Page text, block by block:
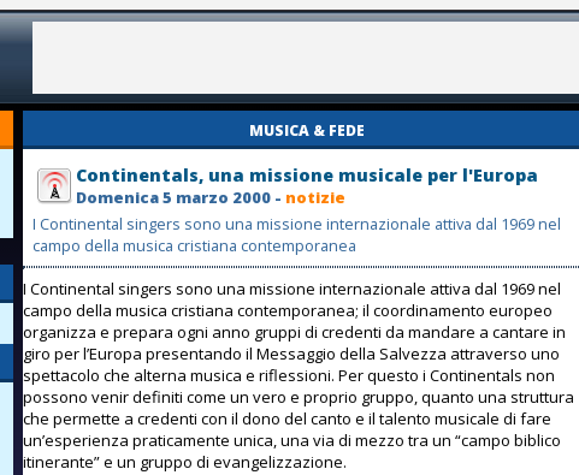
MUSICA & FEDE
Continentals, una missione musicale per l'Europa
Domenica 5 marzo 2000 - notizie
I Continental singers sono una missione internazionale attiva dal 1969 nel
campo della musica cristiana contemporanea
I Continental singers sono una missione internazionale attiva dal 1969 nel
campo della musica cristiana contemporanea; il coordinamento europeo
organizza e prepara ogni anno gruppi di credenti da mandare a cantare in
giro per l’Europa presentando il Messaggio della Salvezza attraverso uno
spettacolo che alterna musica e riflessioni. Per questo i Continentals non
possono venir definiti come un vero e proprio gruppo, quanto una struttura
che permette a credenti con il dono del canto e il talento musicale di fare
un’esperienza praticamente unica, una via di mezzo tra un “campo biblico
itinerante” e un gruppo di evangelizzazione.